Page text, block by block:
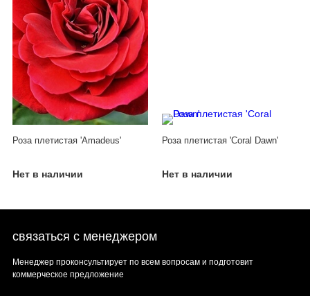
Роза плетистая 'Amadeus'
Нет в наличии
Роза плетистая 'Coral Dawn'
Нет в наличии
связаться с менеджером
Менеджер проконсультирует по всем вопросам и подготовит
коммерческое предложение